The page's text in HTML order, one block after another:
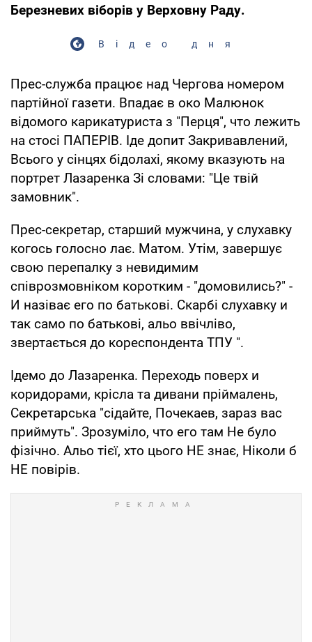
Березневих віборів у Верховну Раду.
Відео дня
Прес-служба працює над Чергова номером
партійної газети. Впадає в око Малюнок
відомого карикатуриста з "Перця", что лежить
на стосі ПАПЕРІВ. Іде допит Закривавлений,
Всього у сінцях бідолахі, якому вказують на
портрет Лазаренка Зі словами: "Це твій
замовник".
Прес-секретар, старший мужчина, у слухавку
когось голосно лає. Матом. Утім, завершує
свою перепалку з невидимим
співрозмовніком коротким - "домовились?" -
И назіває его по батькові. Скарбі слухавку и
так само по батькові, альо ввічліво,
звертається до кореспондента ТПУ ".
Ідемо до Лазаренка. Переходь поверх и
коридорами, крісла та дивани пріймалень,
Секретарська "сідайте, Почекаев, зараз вас
приймуть". Зрозуміло, что его там Не було
фізічно. Альо тієї, хто цього НЕ знає, Ніколи б
НЕ повірів.